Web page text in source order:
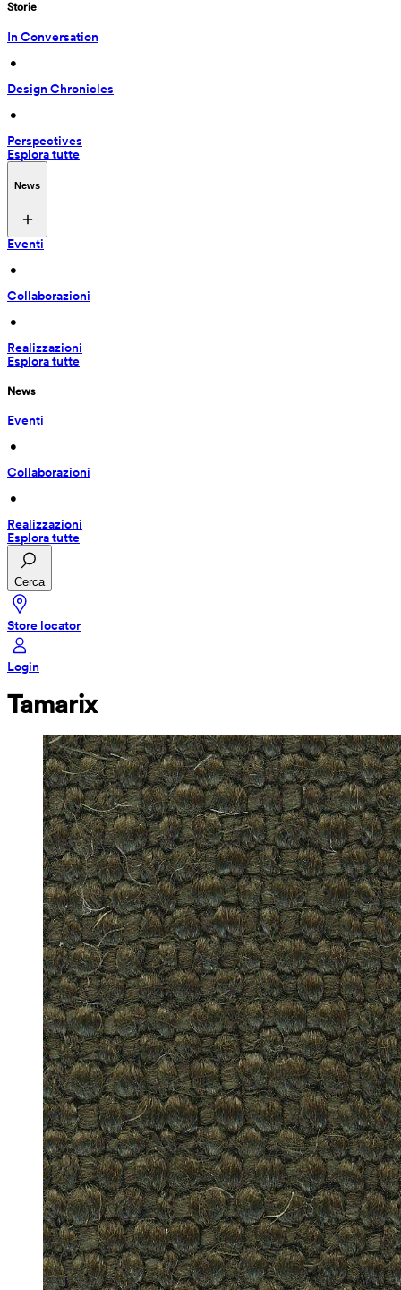
Storie
In Conversation
•
Design Chronicles
•
Perspectives
Esplora tutte
News
Eventi
•
Collaborazioni
•
Realizzazioni
Esplora tutte
News
Eventi
•
Collaborazioni
•
Realizzazioni
Esplora tutte
Cerca
Store locator
Login
Tamarix